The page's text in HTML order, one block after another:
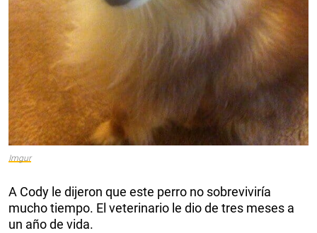
Imgur
A Cody le dijeron que este perro no sobreviviría
mucho tiempo. El veterinario le dio de tres meses a
un año de vida.